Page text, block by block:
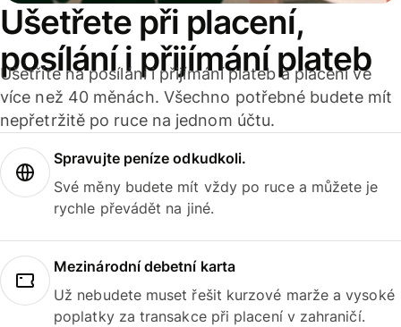
Ušetřete při placení,
posílání i přijímání plateb
Ušetříte na posílání i přijímání plateb a placení ve
více než 40 měnách. Všechno potřebné budete mít
nepřetržitě po ruce na jednom účtu.
Spravujte peníze odkudkoli.
Své měny budete mít vždy po ruce a můžete je
rychle převádět na jiné.
Mezinárodní debetní karta
Už nebudete muset řešit kurzové marže a vysoké
poplatky za transakce při placení v zahraničí.